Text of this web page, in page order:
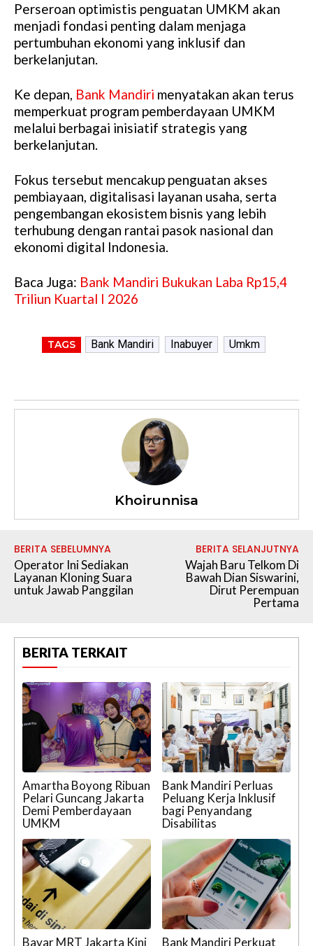
Perseroan optimistis penguatan UMKM akan
menjadi fondasi penting dalam menjaga
pertumbuhan ekonomi yang inklusif dan
berkelanjutan.
Ke depan, Bank Mandiri menyatakan akan terus
memperkuat program pemberdayaan UMKM
melalui berbagai inisiatif strategis yang
berkelanjutan.
Fokus tersebut mencakup penguatan akses
pembiayaan, digitalisasi layanan usaha, serta
pengembangan ekosistem bisnis yang lebih
terhubung dengan rantai pasok nasional dan
ekonomi digital Indonesia.
Baca Juga: Bank Mandiri Bukukan Laba Rp15,4
Triliun Kuartal I 2026
TAGS Bank Mandiri Inabuyer Umkm
Khoirunnisa
BERITA SEBELUMNYA
Operator Ini Sediakan
Layanan Kloning Suara
untuk Jawab Panggilan
BERITA SELANJUTNYA
Wajah Baru Telkom Di
Bawah Dian Siswarini,
Dirut Perempuan
Pertama
BERITA TERKAIT
Amartha Boyong Ribuan
Pelari Guncang Jakarta
Demi Pemberdayaan
UMKM
Bank Mandiri Perluas
Peluang Kerja Inklusif
bagi Penyandang
Disabilitas
Bayar MRT Jakarta Kini Bank Mandiri Perkuat